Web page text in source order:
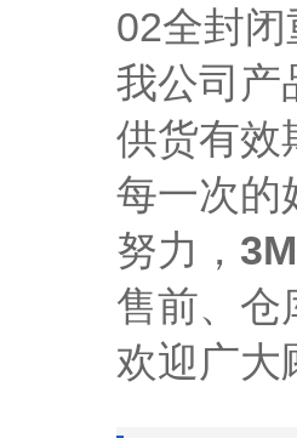
02全封
我公司产
供货有效
每一次的
努力，
售前、仓
欢迎广大